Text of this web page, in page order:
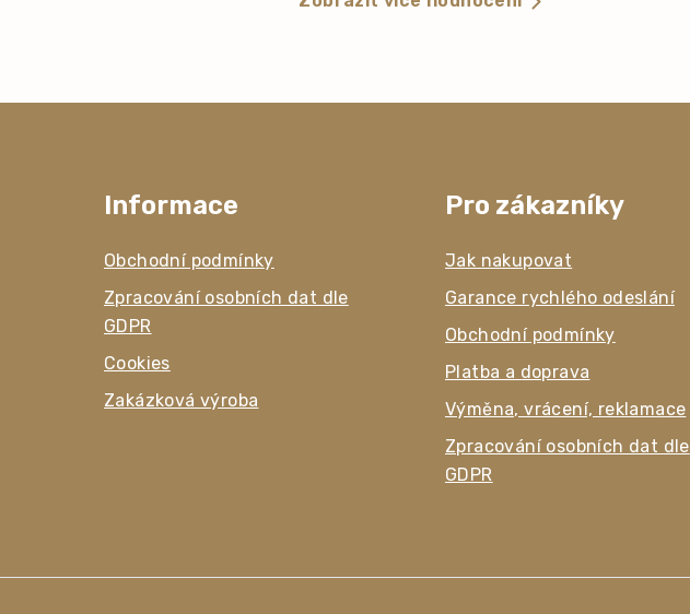
Informace
Obchodní podmínky
Zpracování osobních dat dle
GDPR
Cookies
Zakázková výroba
Pro zákazníky
Jak nakupovat
Garance rychlého odeslání
Obchodní podmínky
Platba a doprava
Výměna, vrácení, reklamace
Zpracování osobních dat dle
GDPR